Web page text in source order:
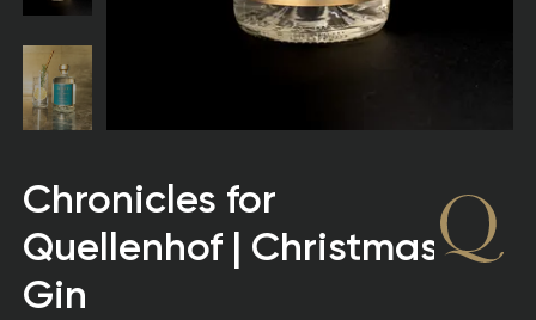
Chronicles for
Quellenhof | Christmas
Gin